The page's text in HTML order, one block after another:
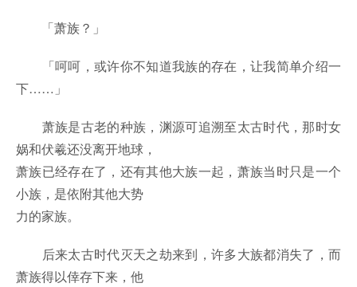
「萧族？」
「呵呵，或许你不知道我族的存在，让我简单介绍一
下……」
萧族是古老的种族，渊源可追溯至太古时代，那时女
娲和伏羲还没离开地球，
萧族已经存在了，还有其他大族一起，萧族当时只是一个
小族，是依附其他大势
力的家族。
后来太古时代灭天之劫来到，许多大族都消失了，而
萧族得以倖存下来，他